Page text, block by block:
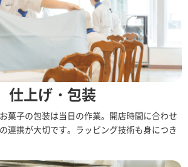
仕上げ・包装
菓子の包装は当日の作業。開店時間に合わせ
連携が大切です。ラッピング技術も身につき